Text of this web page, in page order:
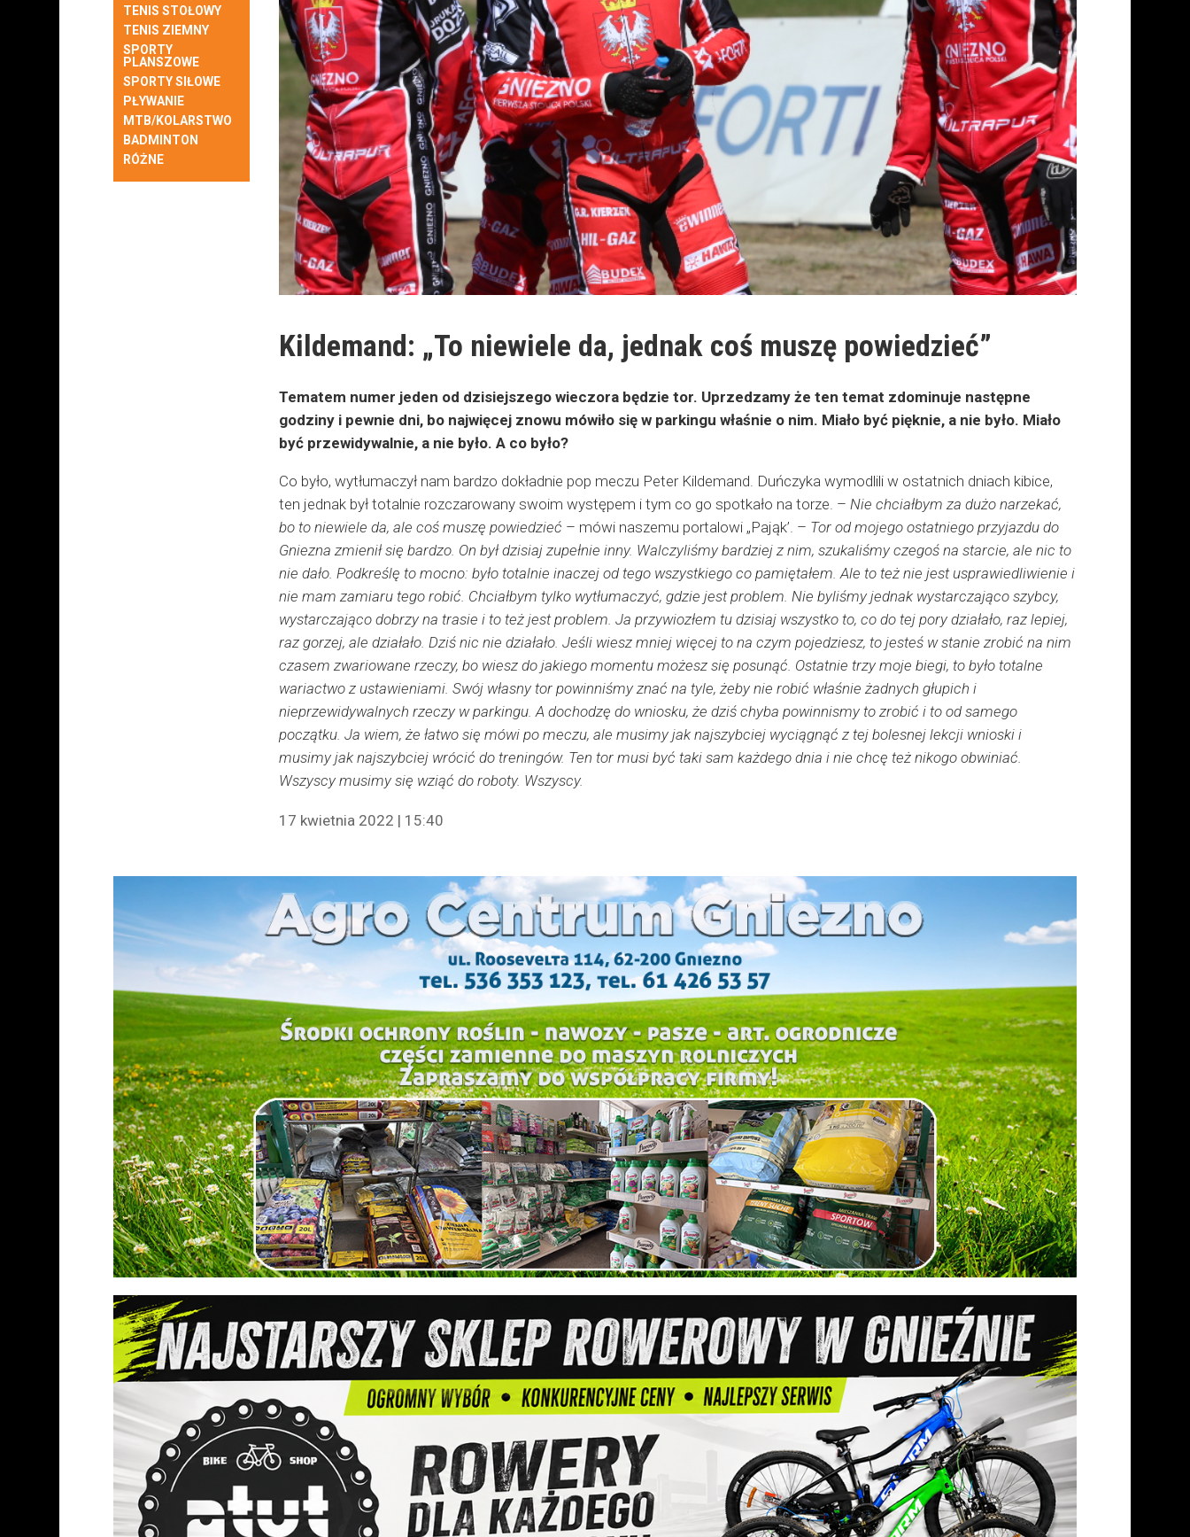
TENIS STOŁOWY
TENIS ZIEMNY
SPORTY
PLANSZOWE
SPORTY SIŁOWE
PŁYWANIE
MTB/KOLARSTWO
BADMINTON
RÓŻNE
Kildemand: „To niewiele da, jednak coś muszę powiedzieć”
Tematem numer jeden od dzisiejszego wieczora będzie tor. Uprzedzamy że ten temat zdominuje następne
godziny i pewnie dni, bo najwięcej znowu mówiło się w parkingu właśnie o nim. Miało być pięknie, a nie było. Miało
być przewidywalnie, a nie było. A co było?
Co było, wytłumaczył nam bardzo dokładnie pop meczu Peter Kildemand. Duńczyka wymodlili w ostatnich dniach kibice,
ten jednak był totalnie rozczarowany swoim występem i tym co go spotkało na torze. – Nie chciałbym za dużo narzekać,
bo to niewiele da, ale coś muszę powiedzieć – mówi naszemu portalowi „Pająk’. – Tor od mojego ostatniego przyjazdu do
Gniezna zmienił się bardzo. On był dzisiaj zupełnie inny. Walczyliśmy bardziej z nim, szukaliśmy czegoś na starcie, ale nic to
nie dało. Podkreślę to mocno: było totalnie inaczej od tego wszystkiego co pamiętałem. Ale to też nie jest usprawiedliwienie i
nie mam zamiaru tego robić. Chciałbym tylko wytłumaczyć, gdzie jest problem. Nie byliśmy jednak wystarczająco szybcy,
wystarczająco dobrzy na trasie i to też jest problem. Ja przywiozłem tu dzisiaj wszystko to, co do tej pory działało, raz lepiej,
raz gorzej, ale działało. Dziś nic nie działało. Jeśli wiesz mniej więcej to na czym pojedziesz, to jesteś w stanie zrobić na nim
czasem zwariowane rzeczy, bo wiesz do jakiego momentu możesz się posunąć. Ostatnie trzy moje biegi, to było totalne
wariactwo z ustawieniami. Swój własny tor powinniśmy znać na tyle, żeby nie robić właśnie żadnych głupich i
nieprzewidywalnych rzeczy w parkingu. A dochodzę do wniosku, że dziś chyba powinnismy to zrobić i to od samego
początku. Ja wiem, że łatwo się mówi po meczu, ale musimy jak najszybciej wyciągnąć z tej bolesnej lekcji wnioski i
musimy jak najszybciej wrócić do treningów. Ten tor musi być taki sam każdego dnia i nie chcę też nikogo obwiniać.
Wszyscy musimy się wziąć do roboty. Wszyscy.
17 kwietnia 2022 | 15:40